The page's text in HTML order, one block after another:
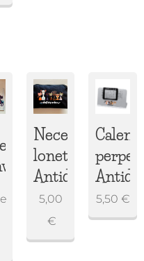
Neceser
loneta
Antidepresivos
5,00
€
5,50 €